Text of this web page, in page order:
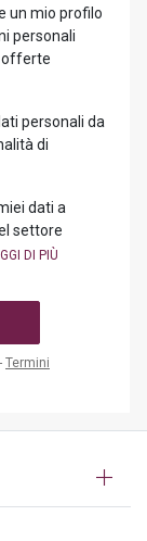
un mio profilo
personali
offerte
personali da
di
dati a
settore
- Termini